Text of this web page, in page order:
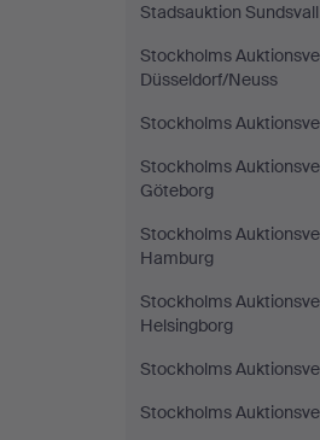
Stadsauktion Sundsvall
Stockholms
Düsseldorf/Neuss
Stockholms
Stockholms
Göteborg
Stockholms
Hamburg
Stockholms
Helsingborg
Stockholms
Stockholms